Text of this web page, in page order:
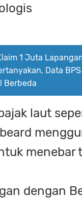
1 Juta
Data BPS
Berbeda
laut
menebar
dengan